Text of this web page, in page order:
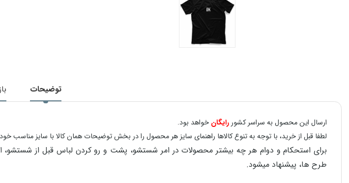
توضیحات
ارسال این محصول به سراسر کشوررایگان خواهد بود.
لطفا قبل از خرید، با توجه به تنوع کالاها راهنمای سایز هر محصول را در بخش توضیحات همان کالا با سایز مناسب
طرح ها، پیشنهاد میشود.